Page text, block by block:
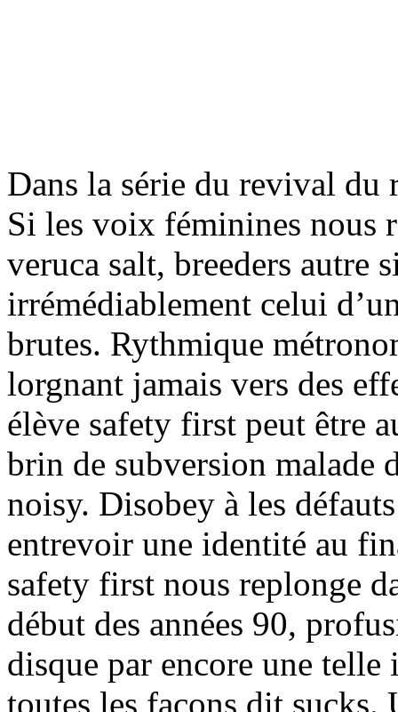
Dans la série du revival du
Si les voix féminines nous
veruca salt, breeders autre
irrémédiablement celui
brutes. Rythmique
lorgnant jamais vers des
élève safety first peut être
brin de subversion malade
noisy. Disobey à les
entrevoir une identité au
safety first nous replonge
début des années 90,
disque par encore une
toutes les façons dit sucks.